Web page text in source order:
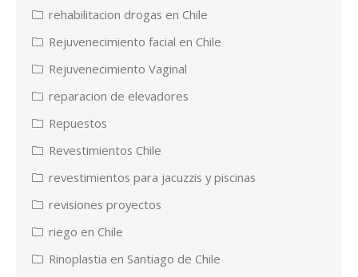
rehabilitacion drogas en Chile
Rejuvenecimiento facial en Chile
Rejuvenecimiento Vaginal
reparacion de elevadores
Repuestos
Revestimientos Chile
revestimientos para jacuzzis y piscinas
revisiones proyectos
riego en Chile
Rinoplastia en Santiago de Chile